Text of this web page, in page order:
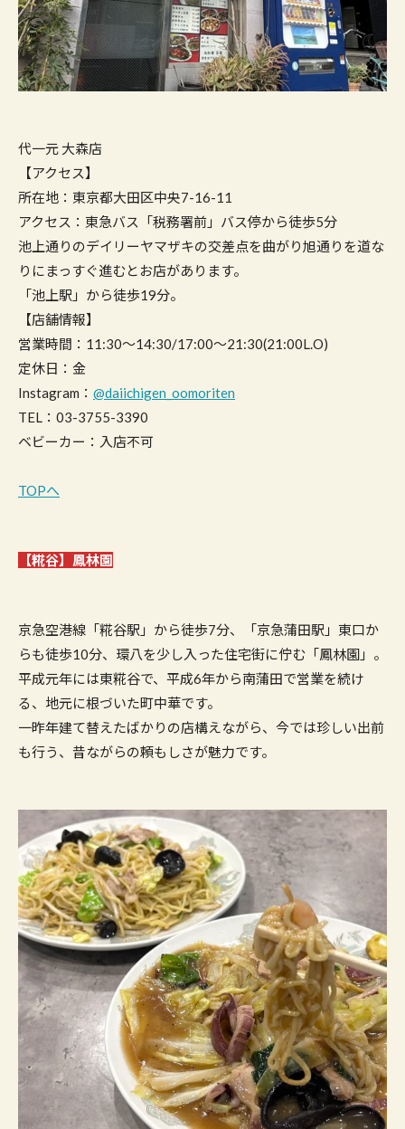
代一元 大森店
【アクセス】
所在地：東京都大田区中央7-16-11
アクセス：東急バス「税務署前」バス停から徒歩5分
池上通りのデイリーヤマザキの交差点を曲がり旭通りを道な
りにまっすぐ進むとお店があります。
「池上駅」から徒歩19分。
【店舗情報】
営業時間：11:30～14:30/17:00～21:30(21:00L.O)
定休日：金
Instagram： @daiichigen_oomoriten
TEL：03-3755-3390
ベビーカー：入店不可
TOPへ
【糀谷】鳳林園
京急空港線「糀谷駅」から徒歩7分、「京急蒲田駅」東口か
らも徒歩10分、環八を少し入った住宅街に佇む「鳳林園」。
平成元年には東糀谷で、平成6年から南蒲田で営業を続け
る、地元に根づいた町中華です。
一昨年建て替えたばかりの店構えながら、今では珍しい出前
も行う、昔ながらの頼もしさが魅力です。